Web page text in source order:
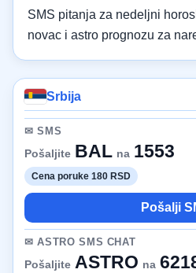
SMS pitanja za nedeljni
novac i astro prognozu za
Srbija
✉ SMS
Pošaljite BAL na 1553
Cena poruke 180 RSD
Pošalji
✉ ASTRO SMS CHAT
Pošaljite ASTRO na